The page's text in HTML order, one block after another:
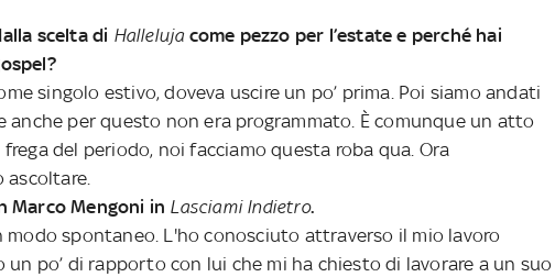
scelta di Hallelujacome pezzo per l’estate e perché hai
singolo estivo, doveva uscire un po’ prima. Poi siamo andati
anche per questo non era programmato. È comunque un atto
del periodo, noi facciamo questa roba qua. Ora
Marco Mengoni in Lasciami Indietro.
modo spontaneo. L'ho conosciuto attraverso il mio lavoro
un po’ di rapporto con lui che mi ha chiesto di lavorare a un suo